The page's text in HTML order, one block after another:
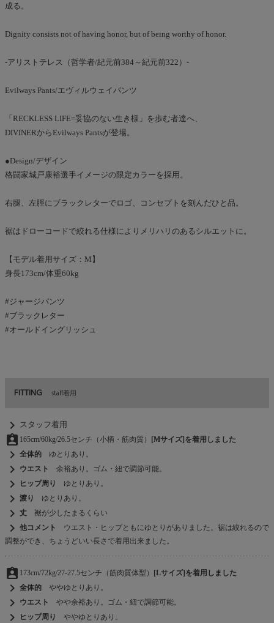
成る。
Dignity consists not of having honor, but of being worthy of honor.
-アリストテレス（哲学者/紀元前384～紀元前322）-
Evilways Pants/エヴィルウェイパンツ
「RECKLESS LIFE=妥協のない生き様」を歩む者達へ、
DIVINERからEvilways Pantsが登場。
●Design/デザイン
格闘家城戸康裕選手イメージの限定カラーを採用。
右腿、左脛にブラックレターでロゴ、コンセプトを刻んだひと品。
裾はドローコードで絞れる仕様によりメリハリのあるシルエットに。
【モデル着用サイズ：M】
身長173cm/体重60kg
#ジャージパンツ
#ブラックレター
#オールドイングリッシュ
FITTING staff着用
chevron_right スタッフ着用
assignment_ind 165cm/60kg/26.5センチ（小柄・筋肉質） [Mサイズ]を着用しました
chevron_right 全体的 ゆとりあり。
chevron_right ウエスト 余裕あり。ゴム・紐で調節可能。
chevron_right ヒップ周り ゆとりあり。
chevron_right 渡り ゆとりあり。
chevron_right 丈 裾が少したまるくらい
chevron_right 他コメント ウエスト・ヒップともにゆとりがありました。裾は絞れるので
調整ができ、ちょうどいい長さで着用出来ました。
assignment_ind 173cm/72kg/27-27.5センチ（筋肉質体型） [Lサイズ]を着用しました
chevron_right 全体的 ややゆとりあり。
chevron_right ウエスト やや余裕あり。ゴム・紐で調節可能。
chevron_right ヒップ周り ややゆとりあり。